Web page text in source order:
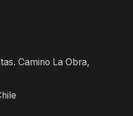
Camino La Obra,